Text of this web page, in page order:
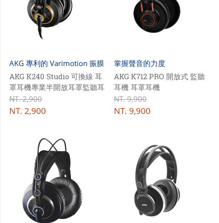
AKG 專利的 Varimotion 振膜
單體技術
AKG K240 Studio 可換線 耳
罩耳機專業半開放耳罩監聽耳
機
NT.2,900
NT. 2,900
掌握聲音的力度
AKG K712 PRO 開放式 監聽
耳機 耳罩耳機
NT.9,900
NT. 9,900